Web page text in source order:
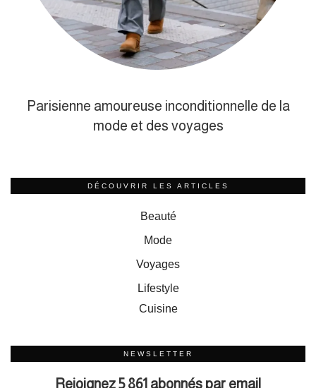
Parisienne amoureuse inconditionnelle de la
mode et des voyages
DÉCOUVRIR LES ARTICLES
Beauté
Mode
Voyages
Lifestyle
Cuisine
NEWSLETTER
Rejoignez 5 861 abonnés par email